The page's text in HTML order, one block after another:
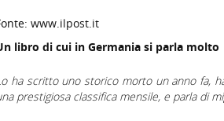
www.ilpost.it
libro di cui in Germania si parla molto
ha scritto uno storico morto un anno fa,
prestigiosa classifica mensile, e parla di